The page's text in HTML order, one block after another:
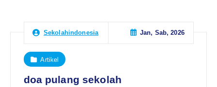
Sekolahindonesia Jan, Sab, 2026
Artikel
doa pulang sekolah